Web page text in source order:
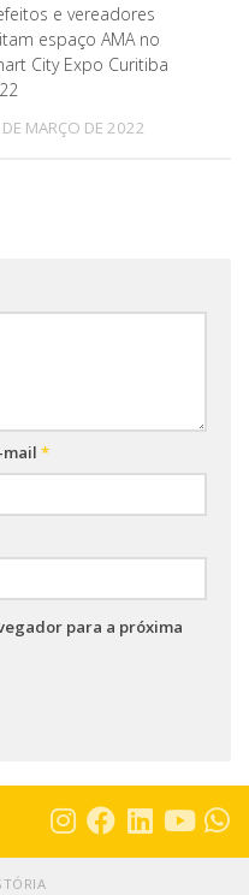
e vereadores
espaço AMA no
City Expo Curitiba
MARÇO DE 2022
mail *
para a próxima